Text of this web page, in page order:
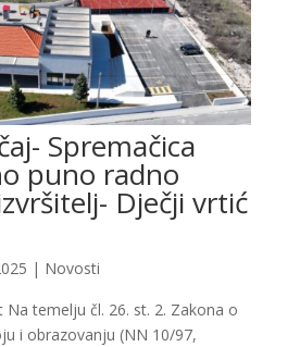
Spremačica
puno radno
Dječji vrtić
| Novosti
temelju čl. 26. st. 2. Zakona o
i obrazovanju (NN 10/97,